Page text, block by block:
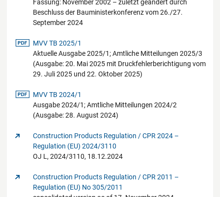
Fassung: November 2002 – zuletzt geändert durch
Beschluss der Bauministerkonferenz vom 26./27.
September 2024
pdf-Datei
MVV TB 2025/1
Aktuelle Ausgabe 2025/1; Amtliche Mitteilungen 2025/3
(Ausgabe: 20. Mai 2025 mit Druckfehlerberichtigung vom
29. Juli 2025 und 22. Oktober 2025)
pdf-Datei
MVV TB 2024/1
Ausgabe 2024/1; Amtliche Mitteilungen 2024/2
(Ausgabe: 28. August 2024)
Construction Products Regulation / CPR 2024 –
Regulation (EU) 2024/3110
OJ L, 2024/3110, 18.12.2024
Construction Products Regulation / CPR 2011 –
Regulation (EU) No 305/2011